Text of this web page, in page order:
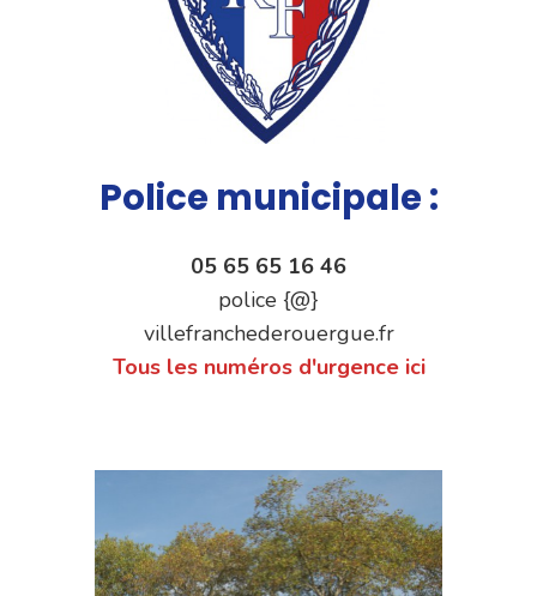
Police municipale :
05 65 65 16 46
police {@}
villefranchederouergue.fr
Tous les numéros d'urgence ici